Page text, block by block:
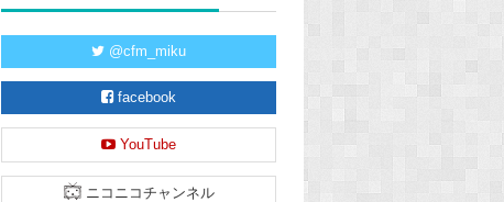
@cfm_miku
facebook
YouTube
ニコニコチャンネル